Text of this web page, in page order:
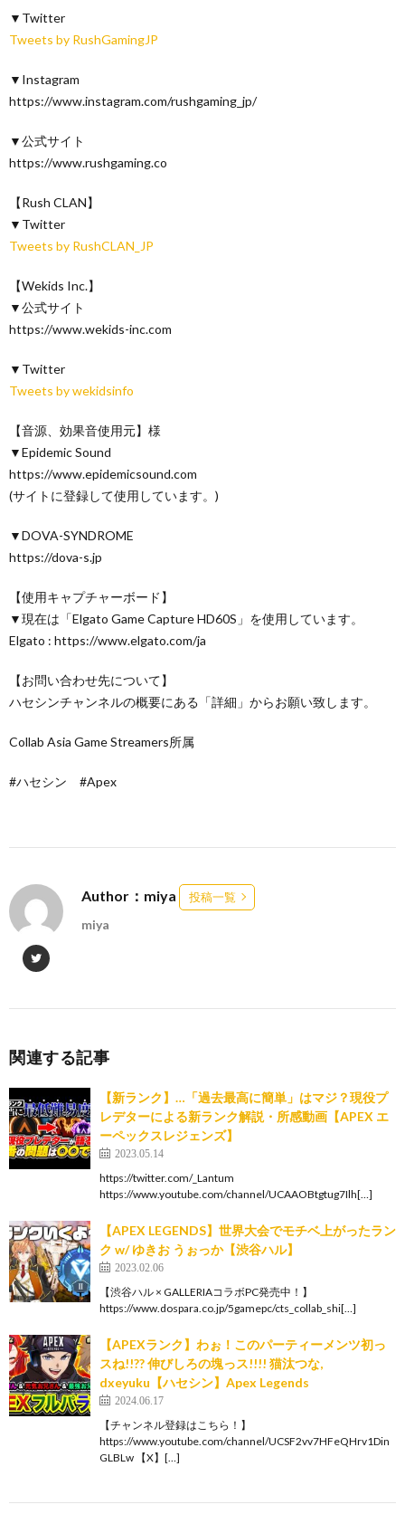
▼Twitter
Tweets by RushGamingJP
▼Instagram
https://www.instagram.com/rushgaming_jp/
▼公式サイト
https://www.rushgaming.co
【Rush CLAN】
▼Twitter
Tweets by RushCLAN_JP
【Wekids Inc.】
▼公式サイト
https://www.wekids-inc.com
▼Twitter
Tweets by wekidsinfo
【音源、効果音使用元】様
▼Epidemic Sound
https://www.epidemicsound.com
(サイトに登録して使用しています。)
▼DOVA-SYNDROME
https://dova-s.jp
【使用キャプチャーボード】
▼現在は「Elgato Game Capture HD60S」を使用しています。
Elgato : https://www.elgato.com/ja
【お問い合わせ先について】
ハセシンチャンネルの概要にある「詳細」からお願い致します。
Collab Asia Game Streamers所属
#ハセシン #Apex
Author：miya 投稿一覧
miya
関連する記事
【新ランク】…「過去最高に簡単」はマジ？現役プ
レデターによる新ランク解説・所感動画【APEX エ
ーペックスレジェンズ】
2023.05.14
https://twitter.com/_Lantum
https://www.youtube.com/channel/UCAAOBtgtug7Ilh[…]
【APEX LEGENDS】世界大会でモチベ上がったラン
ク w/ ゆきお うぉっか【渋谷ハル】
2023.02.06
【渋谷ハル × GALLERIAコラボPC発売中！】
https://www.dospara.co.jp/5gamepc/cts_collab_shi[…]
【APEXランク】わぉ！このパーティーメンツ初っ
スね!!?? 伸びしろの塊っス!!!! 猫汰つな,
dxeyuku【ハセシン】Apex Legends
2024.06.17
【チャンネル登録はこちら！】
https://www.youtube.com/channel/UCSF2vv7HFeQHrv1Din
GLBLw 【X】[…]